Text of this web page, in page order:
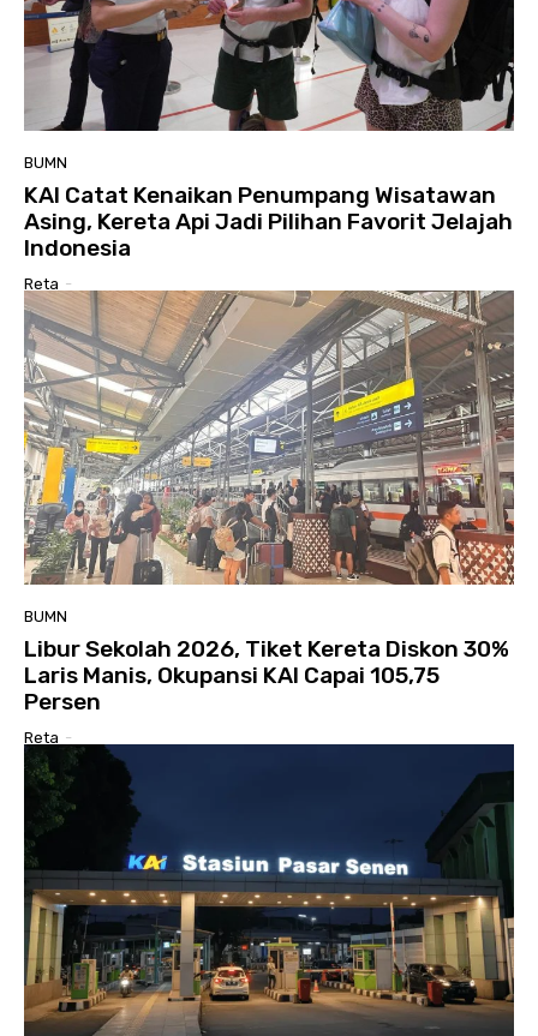
BUMN
KAI Catat Kenaikan Penumpang Wisatawan
Asing, Kereta Api Jadi Pilihan Favorit Jelajah
Indonesia
Reta -
BUMN
Libur Sekolah 2026, Tiket Kereta Diskon 30%
Laris Manis, Okupansi KAI Capai 105,75
Persen
Reta -